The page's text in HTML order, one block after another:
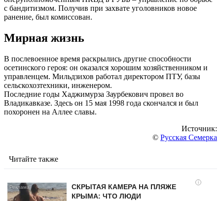
с бандитизмом. Получив при захвате уголовников новое
ранение, был комиссован.
Мирная жизнь
В послевоенное время раскрылись другие способности
осетинского героя: он оказался хорошим хозяйственником и
управленцем. Мильдзихов работал директором ПТУ, базы
сельскохозтехники, инженером.
Последние годы Хаджимурза Заурбекович провел во
Владикавказе. Здесь он 15 мая 1998 года скончался и был
похоронен на Аллее славы.
Источник:
© Русская Семерка
Читайте также
i
СКРЫТАЯ КАМЕРА НА ПЛЯЖЕ
КРЫМА: ЧТО ЛЮДИ